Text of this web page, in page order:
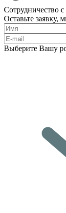
Сотрудничество
Оставьте заявку,
Выберите Вашу